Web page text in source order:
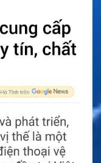
nghiệt.
hải lựa chọn